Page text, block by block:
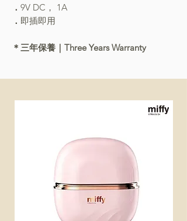
． 9V DC， 1A
． 即插即用
＊三年保養｜Three Years Warranty